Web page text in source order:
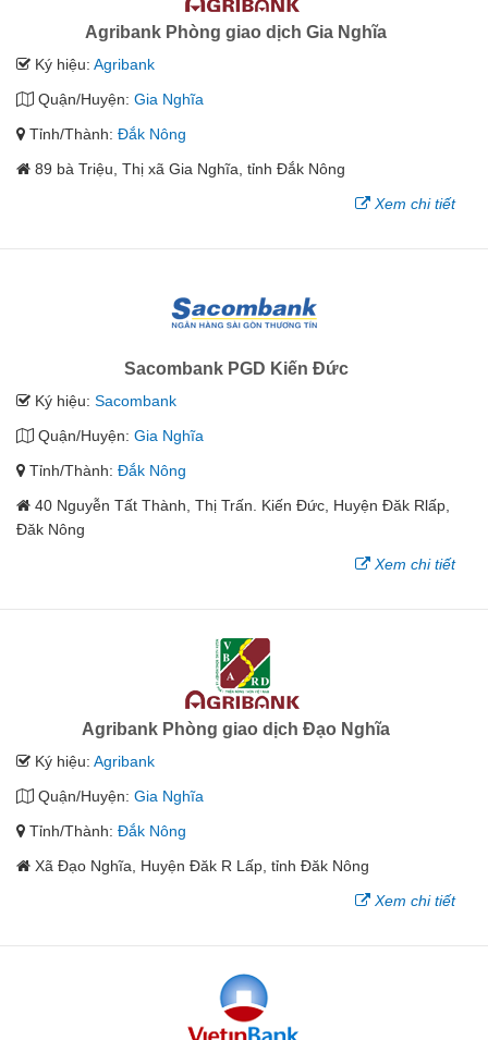
Agribank Phòng giao dịch Gia Nghĩa
Ký hiệu: Agribank
Quận/Huyện: Gia Nghĩa
Tỉnh/Thành: Đắk Nông
89 bà Triệu, Thị xã Gia Nghĩa, tỉnh Đắk Nông
Xem chi tiết
Sacombank PGD Kiến Đức
Ký hiệu: Sacombank
Quận/Huyện: Gia Nghĩa
Tỉnh/Thành: Đắk Nông
40 Nguyễn Tất Thành, Thị Trấn. Kiến Đức, Huyện Đăk Rlấp,
Đăk Nông
Xem chi tiết
Agribank Phòng giao dịch Đạo Nghĩa
Ký hiệu: Agribank
Quận/Huyện: Gia Nghĩa
Tỉnh/Thành: Đắk Nông
Xã Đạo Nghĩa, Huyện Đăk R Lấp, tỉnh Đăk Nông
Xem chi tiết